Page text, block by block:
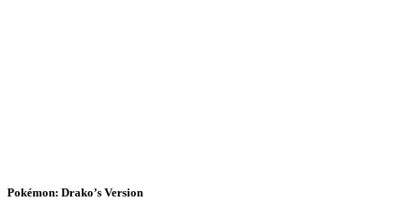
Pokémon: Drako’s Version